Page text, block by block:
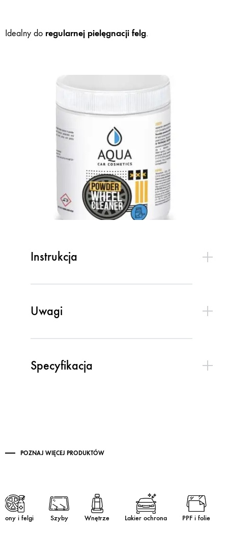
Idealny do regularnej pielęgnacji felg.
Instrukcja
Uwagi
Specyfikacja
POZNAJ WIĘCEJ PRODUKTÓW
i felgi Szyby Wnętrze Lakier ochrona PPF i folie